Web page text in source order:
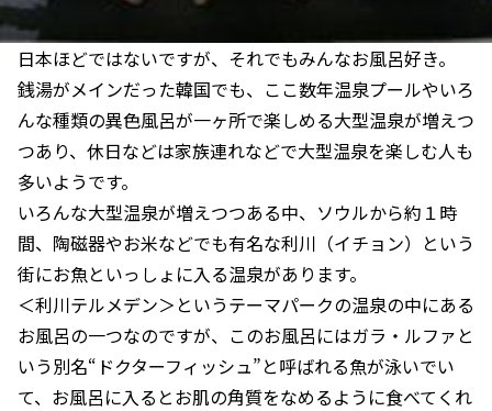
日本ほどではないですが、それでもみんなお風呂好き。
銭湯がメインだった韓国でも、ここ数年温泉プールやいろ
んな種類の異色風呂が一ヶ所で楽しめる大型温泉が増えつ
つあり、休日などは家族連れなどで大型温泉を楽しむ人も
多いようです。
いろんな大型温泉が増えつつある中、ソウルから約１時
間、陶磁器やお米などでも有名な利川（イチョン）という
街にお魚といっしょに入る温泉があります。
＜利川テルメデン＞というテーマパークの温泉の中にある
お風呂の一つなのですが、このお風呂にはガラ・ルファと
いう別名“ドクターフィッシュ”と呼ばれる魚が泳いでい
て、お風呂に入るとお肌の角質をなめるように食べてくれ